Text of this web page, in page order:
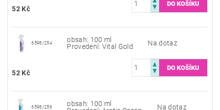
52 Kč
6596/254
obsah: 100 ml
Provedení: Vital Gold
Na dotaz
52 Kč
6596/256
obsah: 100 ml
Na dotaz